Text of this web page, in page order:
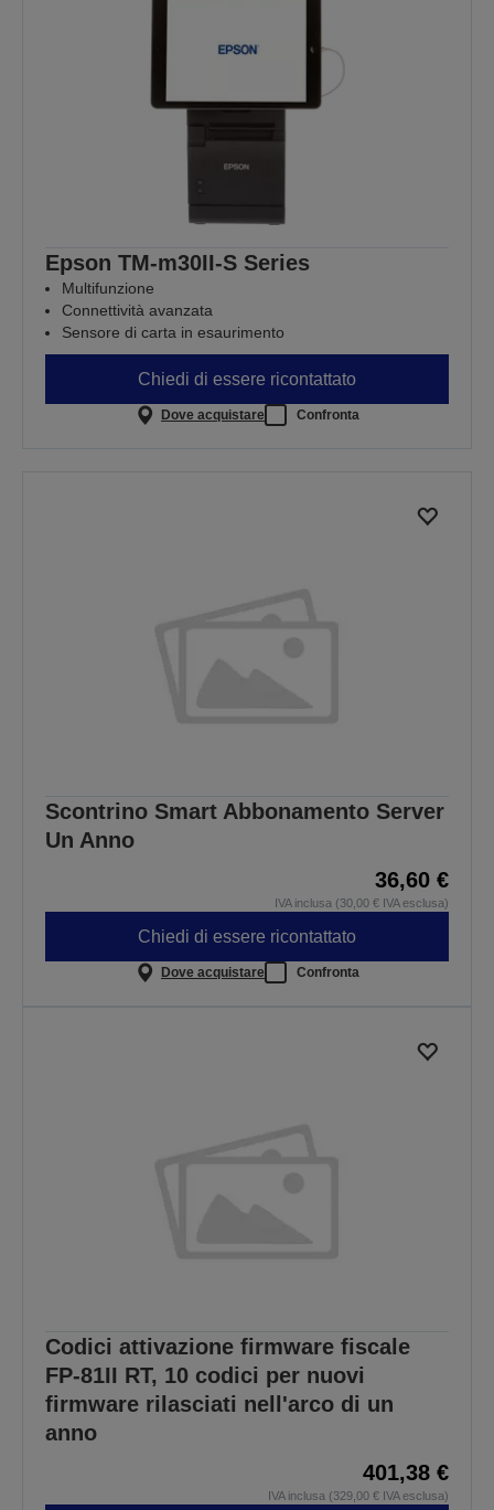
Epson TM-m30II-S Series
Multifunzione
Connettività avanzata
Sensore di carta in esaurimento
Chiedi di essere ricontattato
Dove acquistare Confronta
Scontrino Smart Abbonamento Server
Un Anno
36,60 €
IVA inclusa (30,00 € IVA esclusa)
Chiedi di essere ricontattato
Dove acquistare Confronta
Codici attivazione firmware fiscale
FP-81II RT, 10 codici per nuovi
firmware rilasciati nell'arco di un
anno
401,38 €
IVA inclusa (329,00 € IVA esclusa)